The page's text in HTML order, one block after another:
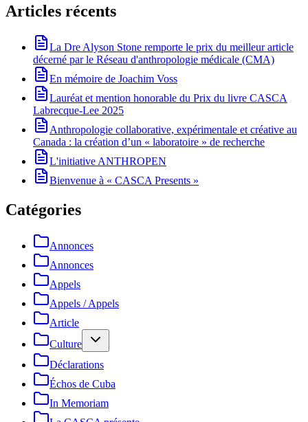
Articles récents
La Dre Alyson Stone remporte le prix du meilleur article
décerné par le Réseau d'anthropologie médicale (CMA)
En mémoire de Joachim Voss
Lauréat et mention honorable du Prix du livre CASCA
Labrecque-Lee 2025
Anthropologie collaborative, expérimentale et créative au
Canada : la création d’un « laboratoire » de recherche
L'initiative ANTHROPEN
Bienvenue à « CASCA Presents »
Catégories
Annonces
Annonces
Appels
Appels / Appels
Article
Culture
Déclarations
Échos de Cuba
In Memoriam